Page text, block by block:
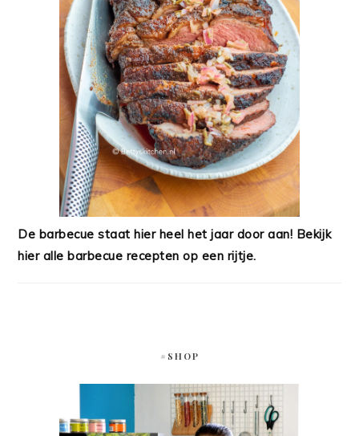
De barbecue staat hier heel het jaar door aan! Bekijk
hier alle barbecue recepten op een rijtje.
#SHOP